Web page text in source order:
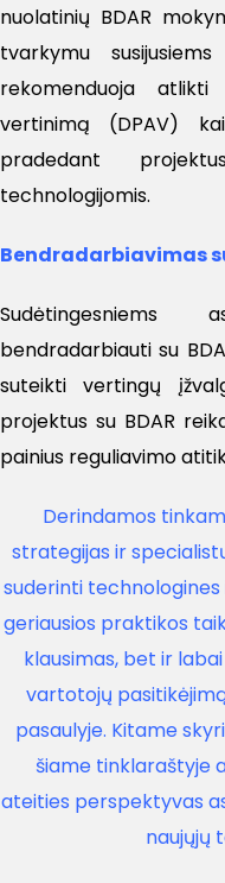
nuolatinių BDAR
tvarkymu
rekomenduoja
vertinimą (DPAV)
pradedant
technologijomis.
Bendradarbiavimas
Sudėtingesniems
bendradarbiauti su
suteikti vertingų
projektus su BDAR
painius reguliavimo
Derindamos
strategijas ir
suderinti technologines
geriausios praktikos
klausimas, bet ir
vartotojų
pasaulyje. Kitame
šiame tinklaraštyje
ateities perspektyvas
naujųjų